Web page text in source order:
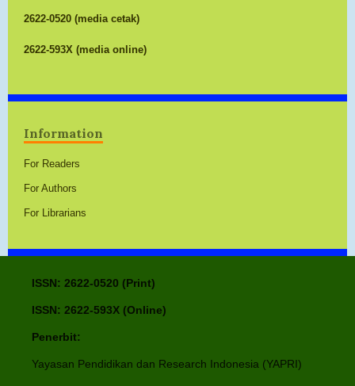
2622-0520 (media cetak)
2622-593X (media online)
Information
For Readers
For Authors
For Librarians
ISSN: 2622-0520 (Print)
ISSN: 2622-593X (Online)
Penerbit:
Yayasan Pendidikan dan Research Indonesia (YAPRI)